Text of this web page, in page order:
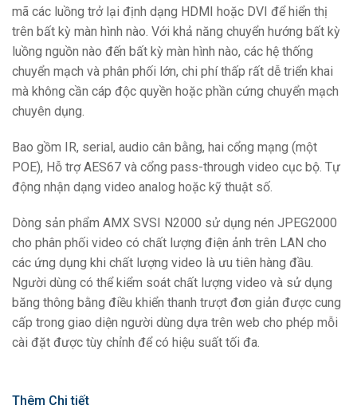
mã các luồng trở lại định dạng HDMI hoặc DVI để hiển thị
trên bất kỳ màn hình nào. Với khả năng chuyển hướng bất kỳ
luồng nguồn nào đến bất kỳ màn hình nào, các hệ thống
chuyển mạch và phân phối lớn, chi phí thấp rất dễ triển khai
mà không cần cáp độc quyền hoặc phần cứng chuyển mạch
chuyên dụng.
Bao gồm IR, serial, audio cân bằng, hai cổng mạng (một
POE), Hỗ trợ AES67 và cổng pass-through video cục bộ. Tự
động nhận dạng video analog hoặc kỹ thuật số.
Dòng sản phẩm AMX SVSI N2000 sử dụng nén JPEG2000
cho phân phối video có chất lượng điện ảnh trên LAN cho
các ứng dụng khi chất lượng video là ưu tiên hàng đầu.
Người dùng có thể kiểm soát chất lượng video và sử dụng
băng thông bằng điều khiển thanh trượt đơn giản được cung
cấp trong giao diện người dùng dựa trên web cho phép mỗi
cài đặt được tùy chỉnh để có hiệu suất tối đa.
Thêm Chi tiết